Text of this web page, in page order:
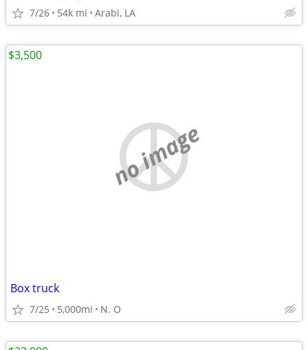
7/26 54k mi Arabi, LA
no image
Box truck
7/25 5,000mi N. O
$3,500